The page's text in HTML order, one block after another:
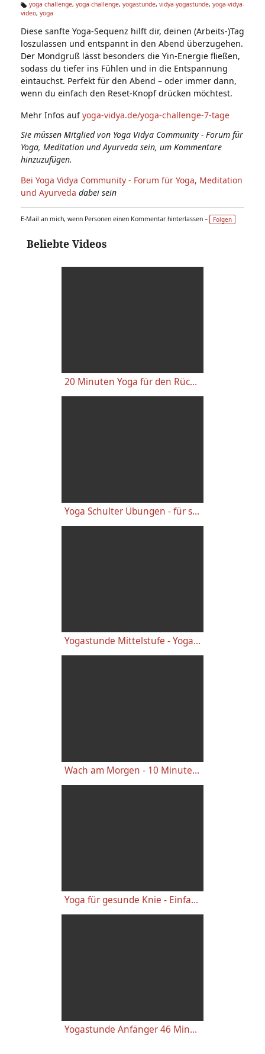
n:
Ta
s:
yoga challenge, yoga-challenge, yogastunde, vidya-yogastunde, yoga-vidya-
video, yoga
Diese sanfte Yoga-Sequenz hilft dir, deinen (Arbeits-)Tag
loszulassen und entspannt in den Abend überzugehen.
Der Mondgruß lässt besonders die Yin-Energie fließen,
sodass du tiefer ins Fühlen und in die Entspannung
eintauchst. Perfekt für den Abend – oder immer dann,
wenn du einfach den Reset-Knopf drücken möchtest.
Mehr Infos aufyoga-vidya.de/yoga-challenge-7-tage
Sie müssen Mitglied von Yoga Vidya Community - Forum für
Yoga, Meditation und Ayurveda sein, um Kommentare
hinzuzufügen.
Bei Yoga Vidya Community - Forum für Yoga, Meditation
und Ayurveda dabei sein
E-Mail an mich, wenn Personen einen Kommentar hinterlassen – Folgen
Beliebte Videos
20 Minuten Yoga für den Rücken - Anfänger-Level
Yoga Schulter Übungen - für starke gesunde Schultern, gegen Schulterschmerzen
Yogastunde Mittelstufe - Yoga Vidya Grundreihe
Wach am Morgen - 10 Minuten Yogastunde für Energie
Yoga für gesunde Knie - Einfache wirkungsvolle Gelenkübungen
Yogastunde Anfänger 46 Minuten